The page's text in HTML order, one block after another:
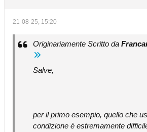
21-08-25, 15:20
Originariamente Scritto da
Salve,
per il primo esempio, quello che
condizione è estremamente